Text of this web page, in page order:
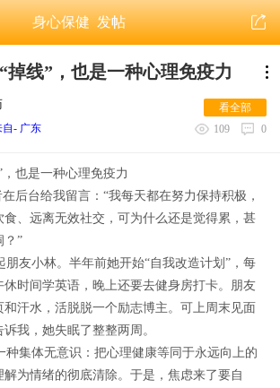
身心保健发帖
掉线”，也是一种心理免疫力
自- 广东
看全部
109
0
也是一种心理免疫力
后台给我留言：“我每天都在努力保持积极，
、远离无效社交，可为什么还是觉得累，甚
？”
友小林。半年前她开始“自我改造计划”，每
休时间学英语，晚上还要去健身房打卡。朋友
和汗水，活脱脱一个励志博主。可上周末见面
我，她失眠了整整两周。
集体无意识：把心理健康等同于永远向上的
为情绪的彻底清除。于是，焦虑来了要自